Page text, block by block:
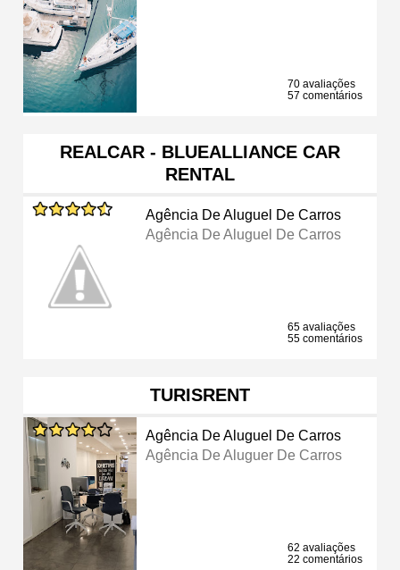
70 avaliações
57 comentários
REALCAR - BLUEALLIANCE CAR
RENTAL
Agência De Aluguel De Carros
Agência De Aluguel De Carros
65 avaliações
55 comentários
TURISRENT
Agência De Aluguel De Carros
Agência De Aluguer De Carros
62 avaliações
22 comentários